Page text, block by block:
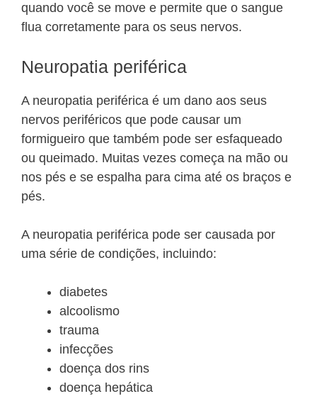
quando você se move e permite que o sangue
flua corretamente para os seus nervos.
Neuropatia periférica
A neuropatia periférica é um dano aos seus
nervos periféricos que pode causar um
formigueiro que também pode ser esfaqueado
ou queimado. Muitas vezes começa na mão ou
nos pés e se espalha para cima até os braços e
pés.
A neuropatia periférica pode ser causada por
uma série de condições, incluindo:
diabetes
alcoolismo
trauma
infecções
doença dos rins
doença hepática